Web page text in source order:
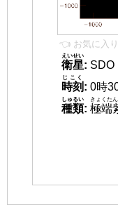
👈 お気に入
衛星
えいせい
: SDO
時刻
じこく
: 0時
種類
しゅるい
: 極端
きょくた